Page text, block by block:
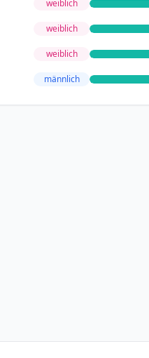
weiblich
weiblich
weiblich
männlich